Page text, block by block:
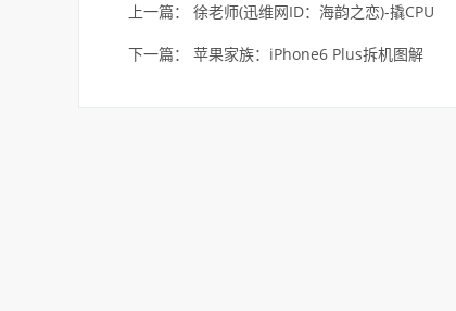
上一篇： 徐老师(迅维网ID：海韵之恋)-撬CPU
下一篇： 苹果家族：iPhone6 Plus拆机图解